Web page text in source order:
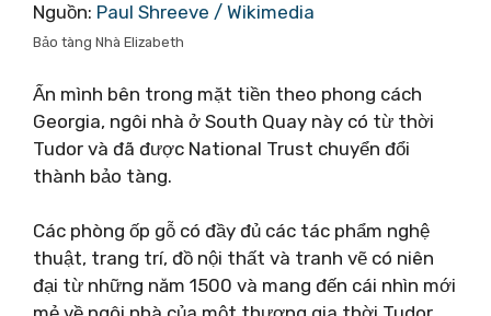
Nguồn: Paul Shreeve / Wikimedia
Bảo tàng Nhà Elizabeth
Ẩn mình bên trong mặt tiền theo phong cách
Georgia, ngôi nhà ở South Quay này có từ thời
Tudor và đã được National Trust chuyển đổi
thành bảo tàng.
Các phòng ốp gỗ có đầy đủ các tác phẩm nghệ
thuật, trang trí, đồ nội thất và tranh vẽ có niên
đại từ những năm 1500 và mang đến cái nhìn mới